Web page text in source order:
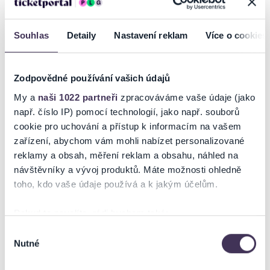
Souhlas Detaily Nastavení reklam Více o cookies
Zodpovědné používání vašich údajů
My a naši 1022 partneři zpracováváme vaše údaje (jako
např. číslo IP) pomocí technologií, jako např. souborů
cookie pro uchování a přístup k informacím na vašem
zařízení, abychom vám mohli nabízet personalizované
reklamy a obsah, měření reklam a obsahu, náhled na
návštěvníky a vývoj produktů. Máte možnosti ohledně
toho, kdo vaše údaje používá a k jakým účelům.
Pokud to povolíte, rádi bychom také:
které mohou být přesné na několik metrů
souhlasu
Nutné
Európskej únie. Príslušné informácie a kontakty podľa
DSA nájdete na stránketu.
NA MAPE